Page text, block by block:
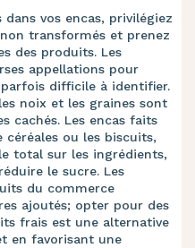
vos encas, privilégiez
transformés et prenez
des produits. Les
appellations pour
difficile à identifier.
noix et les graines sont
cachés. Les encas faits
céréales ou les biscuits,
total sur les ingrédients,
le sucre. Les
du commerce
ajoutés; opter pour des
frais est une alternative
en favorisant une